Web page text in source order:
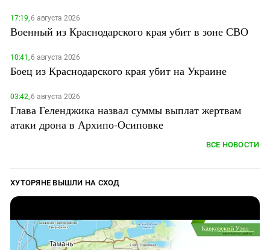
ЮФО
17:19,6 августа 2026
Военный из Краснодарского края убит в зоне СВО
10:41,6 августа 2026
Боец из Краснодарского края убит на Украине
03:42,6 августа 2026
Глава Геленджика назвал суммы выплат жертвам
атаки дрона в Архипо-Осиповке
ВСЕ НОВОСТИ
ХУТОРЯНЕ ВЫШЛИ НА СХОД